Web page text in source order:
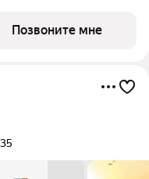
корпус 1, в жилом
Позвоните мне